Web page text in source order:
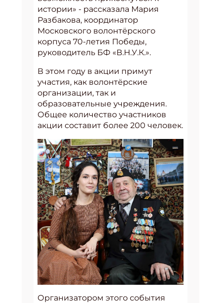
истории» - рассказала Мария
Разбакова, координатор
Московского волонтёрского
корпуса 70-летия Победы,
руководитель БФ «В.Н.У.К.».
В этом году в акции примут
участия, как волонтёрские
организации, так и
образовательные учреждения.
Общее количество участников
акции составит более 200 человек.
Организатором этого события